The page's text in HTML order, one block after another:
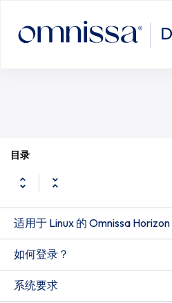
在不同的客户端设
目录
适用于 Linux 的 Omnissa
如何登录？
系统要求